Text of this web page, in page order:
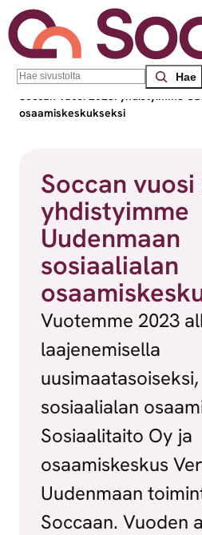
Siirry sisältöön
Search
Socca – Etelä-Suomen sosiaalialan
Soccan vuosi 2023: yhdistyimme
osaamiskeskukseksi
Soccan vuosi
yhdistyimme
Uudenmaan
sosiaalialan
Vuotemme 2023
laajenemisella
sosiaalialan
Sosiaalitaito Oy ja
osaamiskeskus
Uudenmaan
Soccaan. Vuoden